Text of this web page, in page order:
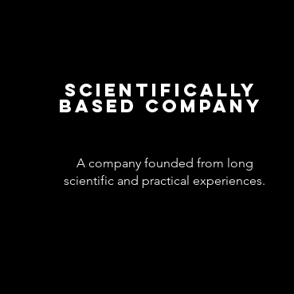
Scientifically
based company
A company founded from long
scientific and practical experiences.